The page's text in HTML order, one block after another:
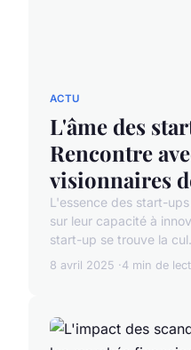
ACTU
L'âme des
Rencontre
visionnaires
L'essence des start-
sur leur capacité à
start-up se trouve la
8 avril 2025 4 min de